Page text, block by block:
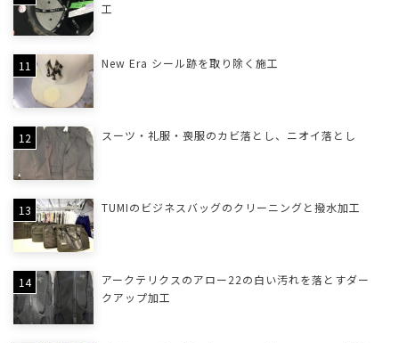
工
New Era シール跡を取り除く施工
スーツ・礼服・喪服のカビ落とし、ニオイ落とし
TUMIのビジネスバッグのクリーニングと撥水加工
アークテリクスのアロー22の白い汚れを落とすダー
クアップ加工